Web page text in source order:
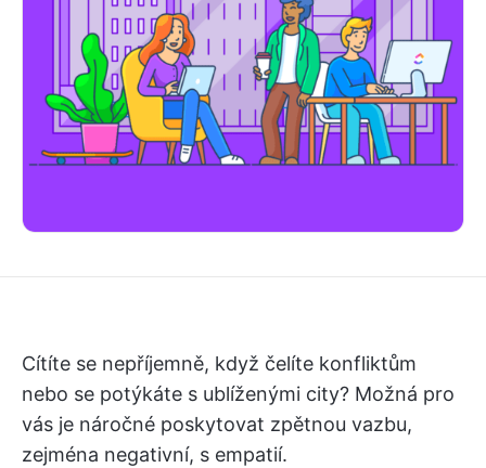
Cítíte se nepříjemně, když čelíte konfliktům
nebo se potýkáte s ublíženými city? Možná pro
vás je náročné poskytovat zpětnou vazbu,
zejména negativní, s empatií.